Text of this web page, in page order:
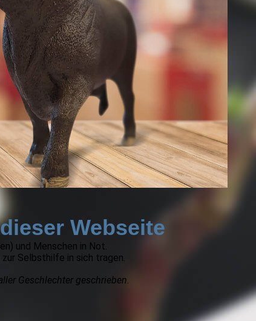
Webseite
und Menschen in Not.
Selbsthilfe in sich tragen.
Geschlechter geschrieben.